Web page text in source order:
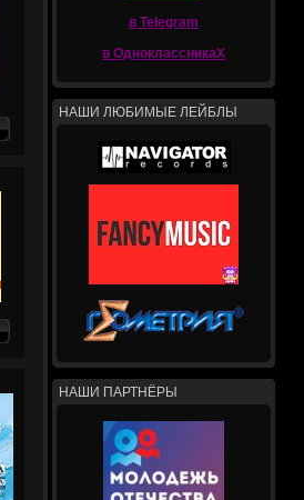
в Telegram
в ОдноклассникаХ
НАШИ ЛЮБИМЫЕ ЛЕЙБЛЫ
НАШИ ПАРТНЁРЫ